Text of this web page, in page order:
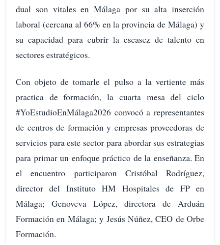
dual son vitales en Málaga por su alta inserción
laboral (cercana al 66% en la provincia de Málaga) y
su capacidad para cubrir la escasez de talento en
sectores estratégicos.
Con objeto de tomarle el pulso a la vertiente más
practica de formación, la cuarta mesa del ciclo
#YoEstudioEnMálaga2026 convocó a representantes
de centros de formación y empresas proveedoras de
servicios para este sector para abordar sus estrategias
para primar un enfoque práctico de la enseñanza. En
el encuentro participaron Cristóbal Rodríguez,
director del Instituto HM Hospitales de FP en
Málaga; Genoveva López, directora de Arduán
Formación en Málaga; y Jesús Núñez, CEO de Orbe
Formación.